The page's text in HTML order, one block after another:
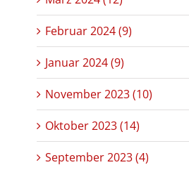
Februar 2024 (9)
Januar 2024 (9)
November 2023 (10)
Oktober 2023 (14)
September 2023 (4)